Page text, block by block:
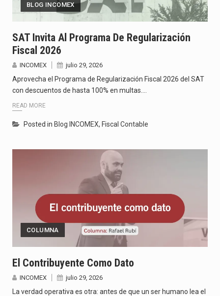
BLOG INCOMEX
SAT Invita Al Programa De Regularización
Fiscal 2026
INCOMEX julio 29, 2026
Aprovecha el Programa de Regularización Fiscal 2026 del SAT
con descuentos de hasta 100% en multas.…
READ MORE
Posted in Blog INCOMEX, Fiscal Contable
COLUMNA
El Contribuyente Como Dato
INCOMEX julio 29, 2026
La verdad operativa es otra: antes de que un ser humano lea el